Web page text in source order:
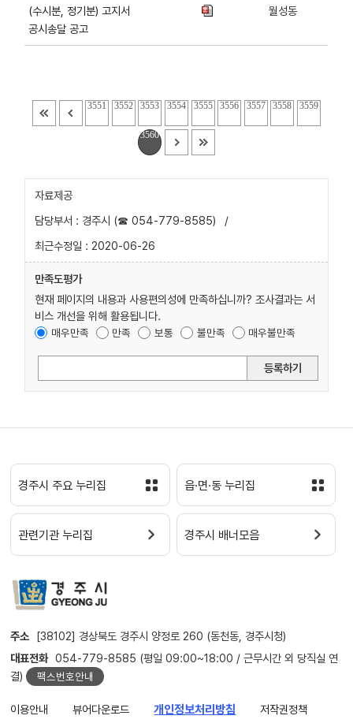
(수시분, 정기분) 고지서
공시송달 공고
월성동
3551 3552 3553 3554 3555 3556 3557 3558 3559
3560
자료제공
담당부서 : 경주시 (☎ 054-779-8585)
/
최근수정일 : 2020-06-26
만족도평가
현재 페이지의 내용과 사용편의성에 만족하십니까? 조사결과는 서
비스 개선을 위해 활용됩니다.
매우만족 만족 보통 불만족 매우불만족
등록하기
경주시 주요 누리집 읍·면·동 누리집
관련기관 누리집 경주시 배너모음
주소 [38102] 경상북도 경주시 양정로 260 (동천동, 경주시청)
대표전화 054-779-8585 (평일 09:00~18:00 / 근무시간 외 당직실 연
결)
팩스번호안내
이용안내 뷰어다운로드 개인정보처리방침
저작권정책